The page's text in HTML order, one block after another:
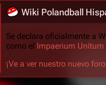
Wiki Polandball
Se declara oficialmente a
como el Impaerium
¡Ve a ver nuestro nuevo